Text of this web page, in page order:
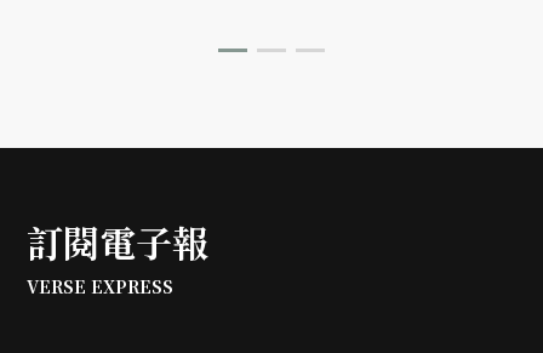
訂閱電子報
VERSE EXPRESS